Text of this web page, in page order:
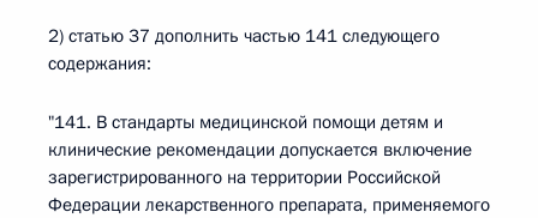
2) статью 37 дополнить частью 141 следующего
содержания:
"141. В стандарты медицинской помощи детям и
клинические рекомендации допускается включение
зарегистрированного на территории Российской
Федерации лекарственного препарата, применяемого